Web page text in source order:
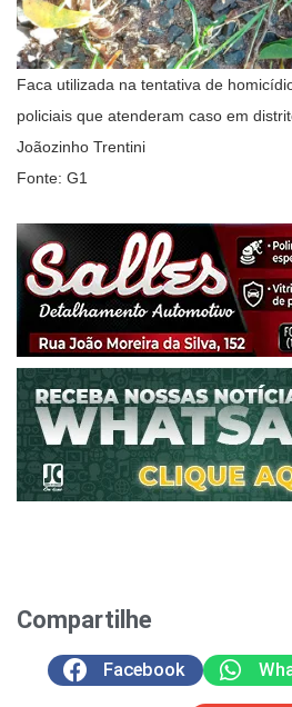
Faca utilizada na tentativa de
policiais que atenderam caso em
Joãozinho Trentini
Fonte: G1
Compartilhe
Facebook